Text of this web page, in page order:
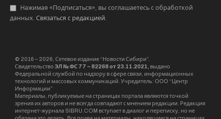
Нажимая «Подписаться», вы соглашаетесь с обработкой
данных. Связаться с редакцией
© 2016 – 2026, Сетевое издание “Новости Сибири”.
Свидетельство ЭЛ № ФС 77 – 82268 от 23.11.2021, выдано
Федеральной службой по надзору в сфере связи, информационных
технологий и массовых коммуникаций. Учредитель: ООО “Центр
Информации”
Материалы, публикуемые на страницах портала являются точкой
зрения их авторов и не всегда совпадают с мнением редакции. Редакция
интернет-журнала SIBRU.COM вступает в диалог и переписку, но не
обязана это делать. Все права на материалы, находящиеся на страницах